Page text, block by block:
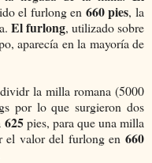
el furlong en 660 pies, la
El furlong, utilizado sobre
aparecía en la mayoría de
la milla romana (5000
por lo que surgieron dos
625pies, para que una milla
el valor del furlong en 660